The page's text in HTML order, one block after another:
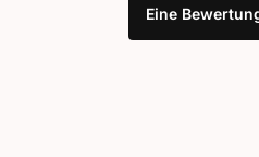
Eine